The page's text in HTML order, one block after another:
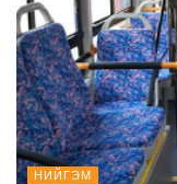
НИЙГЭМ